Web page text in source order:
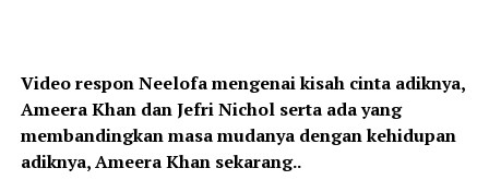
Video respon Neelofa mengenai kisah cinta adiknya,
Ameera Khan dan Jefri Nichol serta ada yang
membandingkan masa mudanya dengan kehidupan
adiknya, Ameera Khan sekarang..